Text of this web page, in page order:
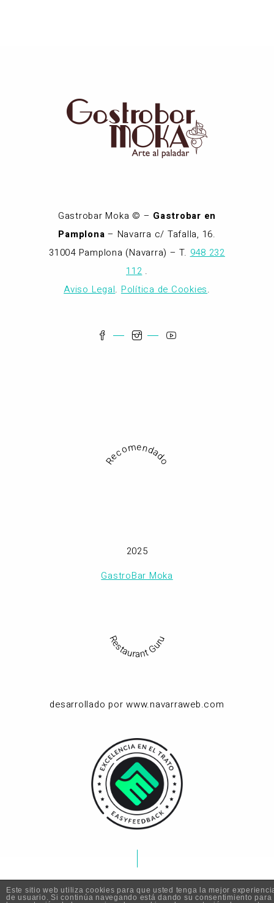
Gastrobar Moka © – Gastrobar en
Pamplona – Navarra c/ Tafalla, 16.
31004 Pamplona (Navarra) – T. 948 232
112 .
Aviso Legal. Política de Cookies.
Recomendado
2025
GastroBar Moka
Restaurant Guru
desarrollado por www.navarraweb.com
Este sitio web utiliza cookies para que usted tenga la mejor
de usuario. Si continúa navegando está dando su consentimiento para